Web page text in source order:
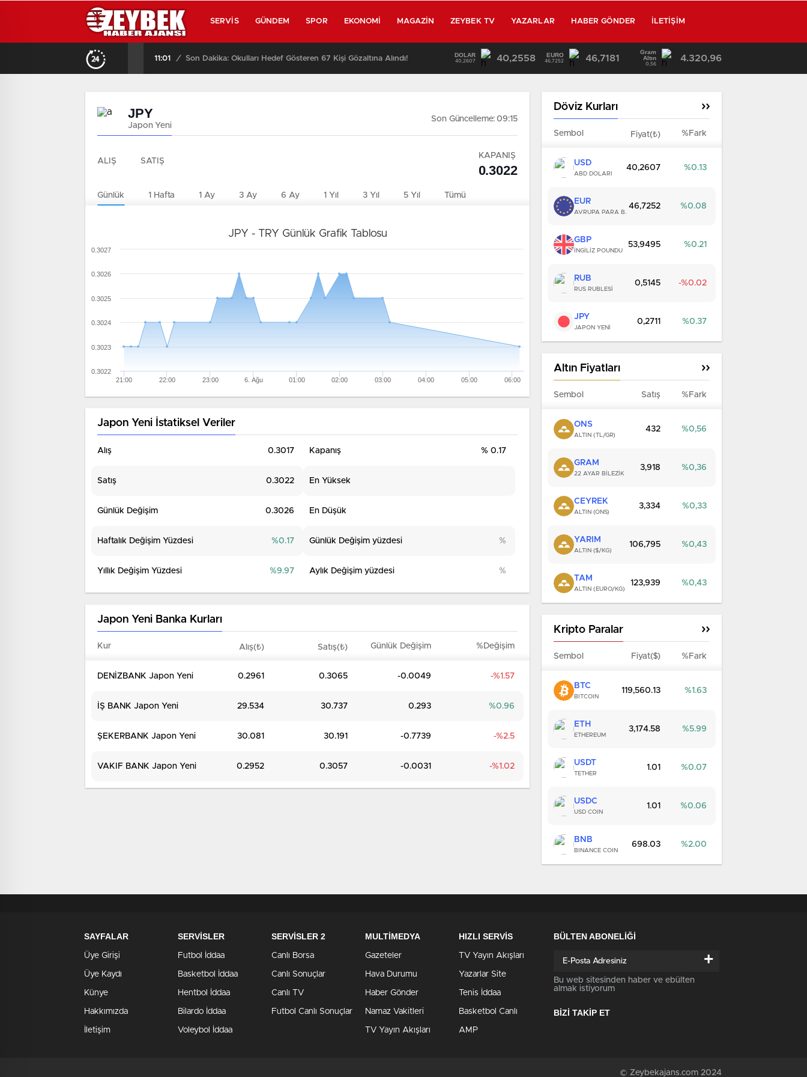
SERVIS GÜNDEM SPOR EKONOMI MAGAZIN ZEYBEK TV YAZARLAR HABER GÖNDER İLETIŞIM
11:01 / Son Dakika: Okulları Hedef Gösteren 67 Kişi Gözaltına Alındı! 13:25 /
DOLAR
40,2607 40,2558 EURO
46,7252 46,7181
Gram
Altın
0,56
4.320,96
JPY
Japon Yeni
Son Güncelleme: 09:15
ALIŞ SATIŞ
KAPANIŞ
0.3022
Günlük 1 Hafta 1 Ay 3 Ay 6 Ay 1 Yıl 3 Yıl 5 Yıl Tümü
JPY - TRY Günlük Grafik Tablosu
21:00 22:00 23:00 6. Ağu 01:00 02:00 03:00 04:00 05:00 06:00
0.3022
0.3023
0.3024
0.3025
0.3026
0.3027
Japon Yeni İstatiksel Veriler
Alış 0.3017 Kapanış % 0.17
Satış 0.3022 En Yüksek
Günlük Değişim 0.3026 En Düşük
Haftalık Değişim Yüzdesi 0.17 Günlük Değişim yüzdesi
Yıllık Değişim Yüzdesi 9.97 Aylık Değişim yüzdesi
Japon Yeni Banka Kurları
Kur Alış(₺) Satış(₺) Günlük Değişim %Değişim
DENİZBANK Japon Yeni 0.2961 0.3065 -0.0049 1.57
İŞ BANK Japon Yeni 29.534 30.737 0.293 0.96
ŞEKERBANK Japon Yeni 30.081 30.191 -0.7739 2.5
VAKIF BANK Japon Yeni 0.2952 0.3057 -0.0031 1.02
Döviz Kurları
Sembol Fiyat(₺) %Fark
USD
ABD DOLARI
40,2607 0.13
EUR
AVRUPA PARA B.
46,7252 0.08
GBP
İNGİLİZ POUNDU
53,9495 0.21
RUB
RUS RUBLESİ
0,5145 0.02
JPY
JAPON YENİ
0,2711 0.37
Altın Fiyatları
Sembol Satış %Fark
ONS
ALTIN (TL/GR)
432 0,56
GRAM
22 AYAR BILEZIK
3,918 0,36
CEYREK
ALTIN (ONS)
3,334 0,33
YARIM
ALTIN ($/KG)
106,795 0,43
TAM
ALTIN (EURO/KG)
123,939 0,43
Kripto Paralar
Sembol Fiyat($) %Fark
BTC
BITCOIN
119,560.13 1.63
ETH
ETHEREUM
3,174.58 5.99
USDT
TETHER
1.01 0.07
USDC
USD COIN
1.01 0.06
BNB
BINANCE COIN
698.03 2.00
SAYFALAR
Üye Girişi
Üye Kaydı
Künye
Hakkımızda
İletişim
SERVİSLER
Futbol İddaa
Basketbol İddaa
Hentbol İddaa
Bilardo İddaa
Voleybol İddaa
SERVİSLER 2
Canlı Borsa
Canlı Sonuçlar
Canlı TV
Futbol Canlı Sonuçlar
MULTİMEDYA
Gazeteler
Hava Durumu
Haber Gönder
Namaz Vakitleri
TV Yayın Akışları
HIZLI SERVİS
TV Yayın Akışları
Yazarlar Site
Tenis İddaa
Basketbol Canlı
AMP
BÜLTEN ABONELİĞİ
+
Bu web sitesinden haber ve ebülten
almak istiyorum
BİZİ TAKİP ET
© Zeybekajans.com 2024